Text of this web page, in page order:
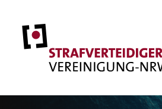
Inhalt
springen